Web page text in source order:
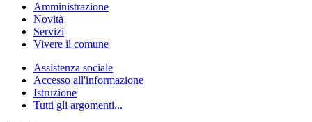
Amministrazione
Novità
Servizi
Vivere il comune
Assistenza sociale
Accesso all'informazione
Istruzione
Tutti gli argomenti...